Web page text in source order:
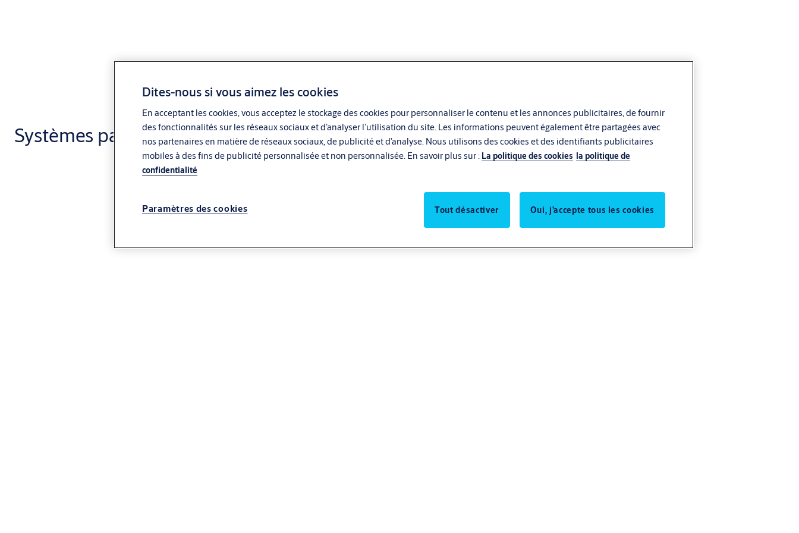
Systèmes paroi mobile
Dites-nous si vous aimez les cookies
En acceptant les cookies, vous acceptez le stockage des cookies pour personnaliser le contenu et les annonces publicitaires, de fournir
des fonctionnalités sur les réseaux sociaux et d’analyser l’utilisation du site. Les informations peuvent également être partagées avec
nos partenaires en matière de réseaux sociaux, de publicité et d’analyse. Nous utilisons des cookies et des identifiants publicitaires
mobiles à des fins de publicité personnalisée et non personnalisée. En savoir plus sur : La politique des cookies la politique de
confidentialité
Paramètres des cookies Tout désactiver Oui, j’accepte tous les cookies